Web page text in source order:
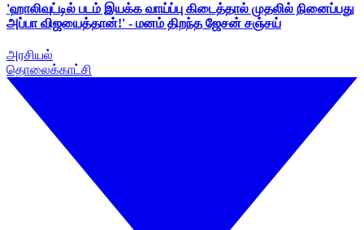
'ஹாலிவுட்டில் படம் இயக்க வாய்ப்பு கிடைத்தால் முதலில் நினைப்பது
அப்பா விஜயைத்தான்!' - மனம் திறந்த ஜேசன் சஞ்சய்
அரசியல்
தொலைக்காட்சி